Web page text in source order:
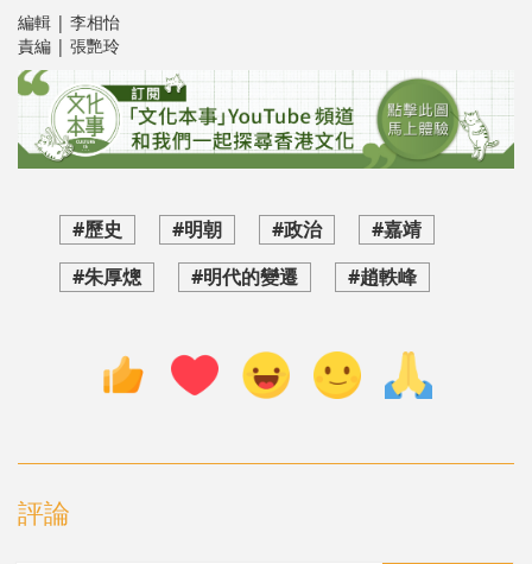
編輯 | 李相怡
責編 | 張艷玲
#歷史 #明朝 #政治
#嘉靖
#朱厚熜
#明代的變遷 #趙軼峰
評論